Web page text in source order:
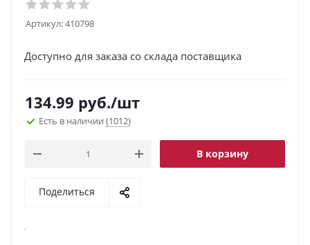
Артикул:410798
Доступно для заказа со склада поставщика
134.99 руб./шт
Есть в наличии (1012)
В корзину
Поделиться
.